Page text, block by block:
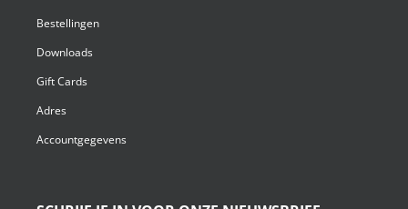
Bestellingen
Downloads
Gift Cards
Adres
Accountgegevens